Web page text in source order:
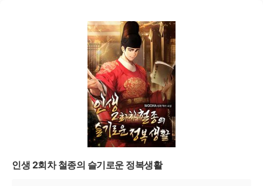
인생 2회차 철종의 슬기로운 정복생활